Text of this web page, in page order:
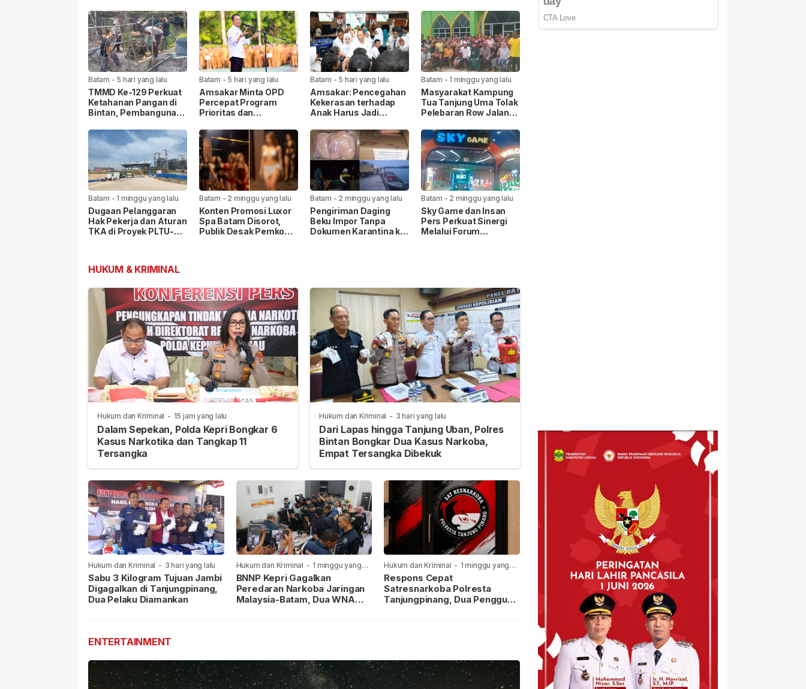
Batam - 5 hari yang lalu
TMMD Ke-129 Perkuat
Ketahanan Pangan di
Bintan, Pembangunan
Persen
Batam - 5 hari yang lalu
Amsakar Minta OPD
Percepat Program
Prioritas dan
Pelayanan Publik
Batam - 5 hari yang lalu
Amsakar: Pencegahan
Kekerasan terhadap
Anak Harus Jadi
Batam -1 minggu yang lalu
Masyarakat Kampung
Tua Tanjung Uma Tolak
Pelebaran Row Jalan
Agama Kompak Jaga
Masjid Nur Ilahi
Batam -1 minggu yang lalu
Dugaan Pelanggaran
Hak Pekerja dan Aturan
TKA di Proyek PLTU-
Batam - 2 minggu yang lalu
Konten Promosi Luxor
Spa Batam Disorot,
Publik Desak Pemko
Batam - 2 minggu yang lalu
Pengiriman Daging
Beku Impor Tanpa
Dokumen Karantina ke
Batam - 2 minggu yang lalu
Sky Game dan Insan
Pers Perkuat Sinergi
Melalui Forum
HUKUM & KRIMINAL
Hukum dan Kriminal - 15 jam yang lalu
Dalam Sepekan, Polda Kepri Bongkar 6
Kasus Narkotika dan Tangkap 11
Tersangka
Hukum dan Kriminal - 3 hari yang lalu
Dari Lapas hingga Tanjung Uban, Polres
Bintan Bongkar Dua Kasus Narkoba,
Empat Tersangka Dibekuk
Hukum dan Kriminal - 3 hari yang lalu
Sabu 3 Kilogram Tujuan Jambi
Digagalkan di Tanjungpinang,
Dua Pelaku Diamankan
Hukum dan Kriminal - 1 minggu yang
lalu
BNNP Kepri Gagalkan
Peredaran Narkoba Jaringan
Malaysia-Batam, Dua WNA
Hukum dan Kriminal - 1 minggu yang
lalu
Respons Cepat
Satresnarkoba Polresta
Tanjungpinang, Dua Pengguna
ENTERTAINMENT